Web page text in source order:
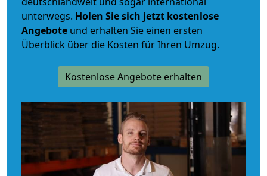
unterwegs. Holen Sie sich jetzt kostenlose
Angebote und erhalten Sie einen ersten
Überblick über die Kosten für Ihren Umzug.
Kostenlose Angebote erhalten